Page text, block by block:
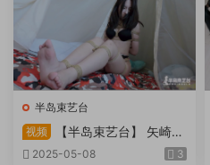
半岛束艺台
视频
【半岛束艺台】 矢崎
物业为您服务
2025-05-08 3